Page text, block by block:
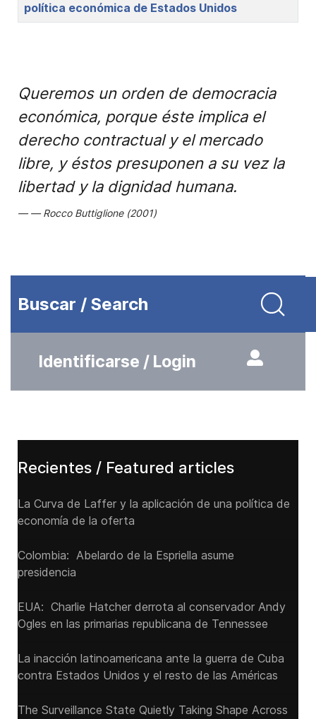
política económica de Estados Unidos
Queremos un orden de democracia
económica, porque éste implica el
derecho contractual y el mercado
libre, y éstos presuponen a su vez la
libertad y la dignidad humana.
Rocco Buttiglione (2001)
Buscar / Search
Identificarse / Login
Recientes / Featured articles
La Curva de Laffer y la aplicación de una política de
economía de la oferta
Colombia: Abelardo de la Espriella asume
presidencia
EUA: Charlie Hatcher derrota al conservador Andy
Ogles en las primarias republicana de Tennessee
La inacción latinoamericana ante la guerra de Cuba
contra Estados Unidos y el resto de las Américas
The Surveillance State Quietly Taking Shape Across